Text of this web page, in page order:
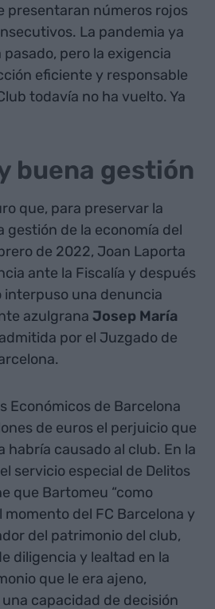
presentaran números rojos
La pandemia ya
pero la exigencia
eficiente y responsable
todavía no ha vuelto. Ya
buena gestión
que, para preservar la
gestión de la economía del
de 2022, Joan Laporta
ante la Fiscalía y después
interpuso una denuncia
azulgrana Josep María
por el Juzgado de
Económicos de Barcelona
de euros el perjuicio que
habría causado al club. En la
servicio especial de Delitos
que Bartomeu “como
del FC Barcelona y
del patrimonio del club,
diligencia y lealtad en la
que le era ajeno,
capacidad de decisión